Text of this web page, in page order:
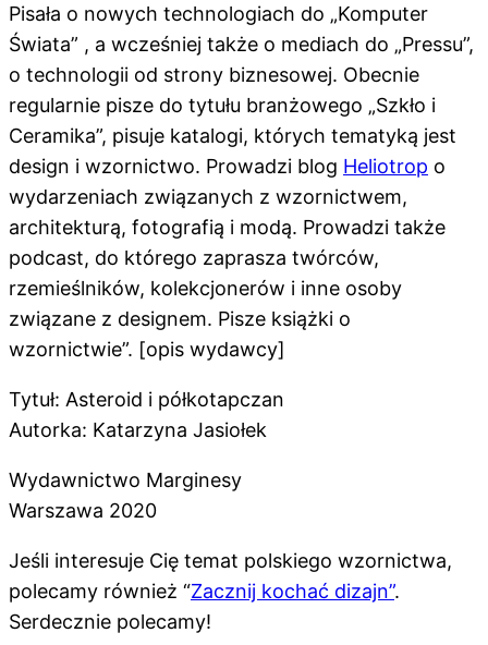
Pisała o nowych technologiach do „Komputer
Świata” , a wcześniej także o mediach do „Pressu”,
o technologii od strony biznesowej. Obecnie
regularnie pisze do tytułu branżowego „Szkło i
Ceramika”, pisuje katalogi, których tematyką jest
design i wzornictwo. Prowadzi blog Heliotrop o
wydarzeniach związanych z wzornictwem,
architekturą, fotografią i modą. Prowadzi także
podcast, do którego zaprasza twórców,
rzemieślników, kolekcjonerów i inne osoby
związane z designem. Pisze książki o
wzornictwie”. [opis wydawcy]
Tytuł: Asteroid i półkotapczan
Autorka: Katarzyna Jasiołek
Wydawnictwo Marginesy
Warszawa 2020
Jeśli interesuje Cię temat polskiego wzornictwa,
polecamy również “Zacznij kochać dizajn”.
Serdecznie polecamy!